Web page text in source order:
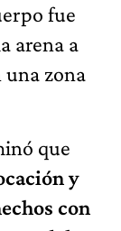
fue
arena a
una zona
que
y
con